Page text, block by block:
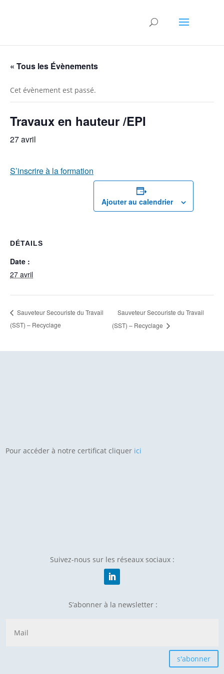
« Tous les Évènements
Cet évènement est passé.
Travaux en hauteur /EPI
27 avril
S’inscrire à la formation
Ajouter au calendrier
DÉTAILS
Date :
27 avril
Sauveteur Secouriste du Travail
(SST) – Recyclage
Sauveteur Secouriste du Travail
(SST) – Recyclage
Pour accéder à notre certificat cliquer ici
Suivez-nous sur les réseaux sociaux :
S’abonner à la newsletter :
s'abonner